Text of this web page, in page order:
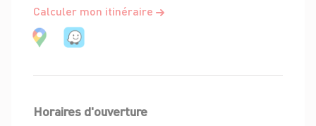
Calculer mon itinéraire
Horaires d'ouverture